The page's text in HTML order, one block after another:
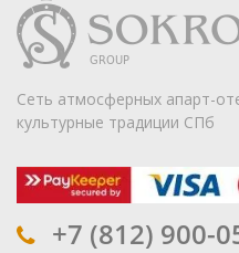
Сеть атмосферных апарт-
культурные традиции СПб
+7 (812) 900-